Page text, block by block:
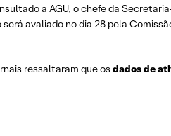
a AGU, o chefe da
avaliado no dia 28 pela
ressaltaram que os dados de